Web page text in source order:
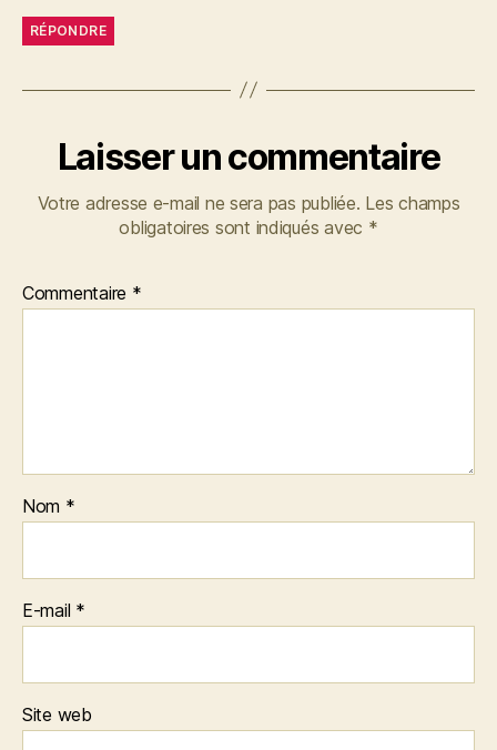
RÉPONDRE
Laisser un commentaire
Votre adresse e-mail ne sera pas publiée. Les champs
obligatoires sont indiqués avec *
Commentaire *
Nom *
E-mail *
Site web